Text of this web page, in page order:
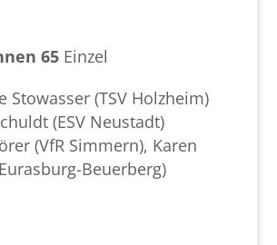
65 Einzel
Stowasser (TSV Holzheim)
(ESV Neustadt)
(VfR Simmern), Karen
Beuerberg)